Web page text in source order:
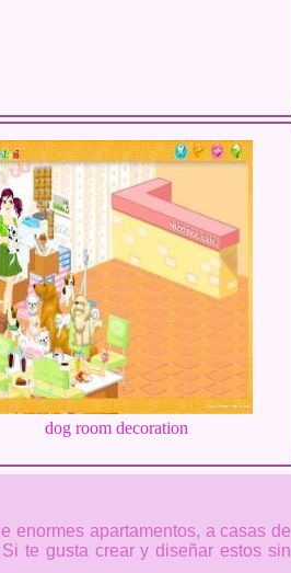
dog room decoration
enormes apartamentos, a casas de
te gusta crear y diseñar estos sin